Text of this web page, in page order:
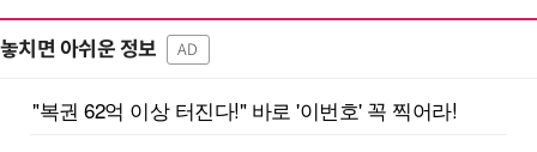
놓치면 아쉬운 정보 AD